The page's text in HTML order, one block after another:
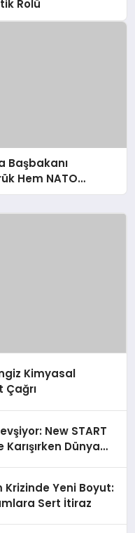
Rolü
Başbakanı
Hem NATO
Kimyasal
Çağrı
New START
Dünya
Krizinde Yeni Boyut:
Sert İtiraz